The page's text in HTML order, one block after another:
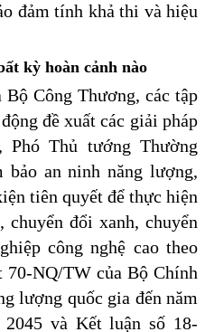
đảm tính khả thi và hiệu
kỳ hoàn cảnh nào
Bộ Công Thương, các tập
đề xuất các giải pháp
Phó Thủ tướng Thường
bảo an ninh năng lượng,
tiên quyết để thực hiện
đổi xanh, chuyển
công nghệ cao theo
NQ/TW của Bộ Chính
lượng quốc gia đến năm
và Kết luận số 18-